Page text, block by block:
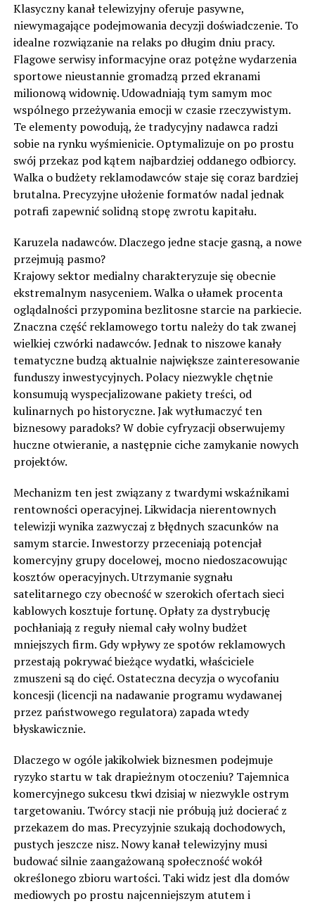
Klasyczny kanał telewizyjny oferuje pasywne,
niewymagające podejmowania decyzji doświadczenie. To
idealne rozwiązanie na relaks po długim dniu pracy.
Flagowe serwisy informacyjne oraz potężne wydarzenia
sportowe nieustannie gromadzą przed ekranami
milionową widownię. Udowadniają tym samym moc
wspólnego przeżywania emocji w czasie rzeczywistym.
Te elementy powodują, że tradycyjny nadawca radzi
sobie na rynku wyśmienicie. Optymalizuje on po prostu
swój przekaz pod kątem najbardziej oddanego odbiorcy.
Walka o budżety reklamodawców staje się coraz bardziej
brutalna. Precyzyjne ułożenie formatów nadal jednak
potrafi zapewnić solidną stopę zwrotu kapitału.
Karuzela nadawców. Dlaczego jedne stacje gasną, a nowe
przejmują pasmo?
Krajowy sektor medialny charakteryzuje się obecnie
ekstremalnym nasyceniem. Walka o ułamek procenta
oglądalności przypomina bezlitosne starcie na parkiecie.
Znaczna część reklamowego tortu należy do tak zwanej
wielkiej czwórki nadawców. Jednak to niszowe kanały
tematyczne budzą aktualnie największe zainteresowanie
funduszy inwestycyjnych. Polacy niezwykle chętnie
konsumują wyspecjalizowane pakiety treści, od
kulinarnych po historyczne. Jak wytłumaczyć ten
biznesowy paradoks? W dobie cyfryzacji obserwujemy
huczne otwieranie, a następnie ciche zamykanie nowych
projektów.
Mechanizm ten jest związany z twardymi wskaźnikami
rentowności operacyjnej. Likwidacja nierentownych
telewizji wynika zazwyczaj z błędnych szacunków na
samym starcie. Inwestorzy przeceniają potencjał
komercyjny grupy docelowej, mocno niedoszacowując
kosztów operacyjnych. Utrzymanie sygnału
satelitarnego czy obecność w szerokich ofertach sieci
kablowych kosztuje fortunę. Opłaty za dystrybucję
pochłaniają z reguły niemal cały wolny budżet
mniejszych firm. Gdy wpływy ze spotów reklamowych
przestają pokrywać bieżące wydatki, właściciele
zmuszeni są do cięć. Ostateczna decyzja o wycofaniu
koncesji (licencji na nadawanie programu wydawanej
przez państwowego regulatora) zapada wtedy
błyskawicznie.
Dlaczego w ogóle jakikolwiek biznesmen podejmuje
ryzyko startu w tak drapieżnym otoczeniu? Tajemnica
komercyjnego sukcesu tkwi dzisiaj w niezwykle ostrym
targetowaniu. Twórcy stacji nie próbują już docierać z
przekazem do mas. Precyzyjnie szukają dochodowych,
pustych jeszcze nisz. Nowy kanał telewizyjny musi
budować silnie zaangażowaną społeczność wokół
określonego zbioru wartości. Taki widz jest dla domów
mediowych po prostu najcenniejszym atutem i